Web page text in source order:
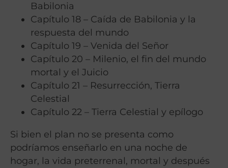
Babilonia
Capítulo 18 – Caída de Babilonia y la
respuesta del mundo
Capítulo 19 – Venida del Señor
Capítulo 20 – Milenio, el fin del mundo
mortal y el Juicio
Capítulo 21 – Resurrección, Tierra
Celestial
Capítulo 22 – Tierra Celestial y epílogo
Si bien el plan no se presenta como
podríamos enseñarlo en una noche de
hogar, la vida preterrenal, mortal y después